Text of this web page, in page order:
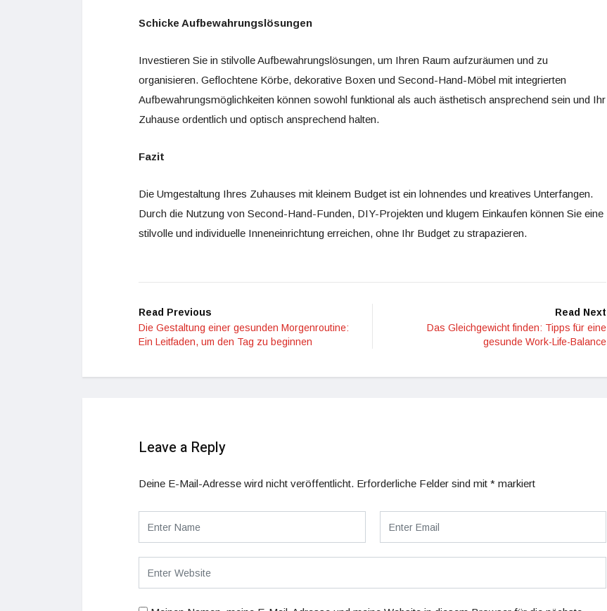
Schicke Aufbewahrungslösungen
Investieren Sie in stilvolle Aufbewahrungslösungen, um Ihren Raum aufzuräumen und zu
organisieren. Geflochtene Körbe, dekorative Boxen und Second-Hand-Möbel mit integrierten
Aufbewahrungsmöglichkeiten können sowohl funktional als auch ästhetisch ansprechend sein und Ihr
Zuhause ordentlich und optisch ansprechend halten.
Fazit
Die Umgestaltung Ihres Zuhauses mit kleinem Budget ist ein lohnendes und kreatives Unterfangen.
Durch die Nutzung von Second-Hand-Funden, DIY-Projekten und klugem Einkaufen können Sie eine
stilvolle und individuelle Inneneinrichtung erreichen, ohne Ihr Budget zu strapazieren.
Read Previous
Die Gestaltung einer gesunden Morgenroutine:
Ein Leitfaden, um den Tag zu beginnen
Read Next
Das Gleichgewicht finden: Tipps für eine
gesunde Work-Life-Balance
Leave a Reply
Deine E-Mail-Adresse wird nicht veröffentlicht. Erforderliche Felder sind mit * markiert